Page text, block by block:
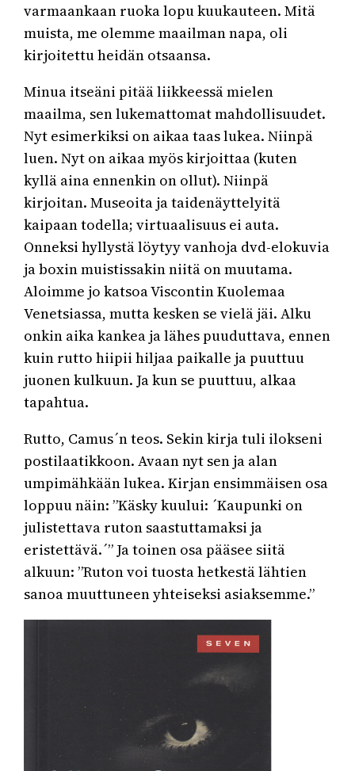
varmaankaan ruoka lopu kuukauteen. Mitä
muista, me olemme maailman napa, oli
kirjoitettu heidän otsaansa.
Minua itseäni pitää liikkeessä mielen
maailma, sen lukemattomat mahdollisuudet.
Nyt esimerkiksi on aikaa taas lukea. Niinpä
luen. Nyt on aikaa myös kirjoittaa (kuten
kyllä aina ennenkin on ollut). Niinpä
kirjoitan. Museoita ja taidenäyttelyitä
kaipaan todella; virtuaalisuus ei auta.
Onneksi hyllystä löytyy vanhoja dvd-elokuvia
ja boxin muistissakin niitä on muutama.
Aloimme jo katsoa Viscontin Kuolemaa
Venetsiassa, mutta kesken se vielä jäi. Alku
onkin aika kankea ja lähes puuduttava, ennen
kuin rutto hiipii hiljaa paikalle ja puuttuu
juonen kulkuun. Ja kun se puuttuu, alkaa
tapahtua.
Rutto, Camus´n teos. Sekin kirja tuli ilokseni
postilaatikkoon. Avaan nyt sen ja alan
umpimähkään lukea. Kirjan ensimmäisen osa
loppuu näin: ”Käsky kuului: ´Kaupunki on
julistettava ruton saastuttamaksi ja
eristettävä.´” Ja toinen osa pääsee siitä
alkuun: ”Ruton voi tuosta hetkestä lähtien
sanoa muuttuneen yhteiseksi asiaksemme.”